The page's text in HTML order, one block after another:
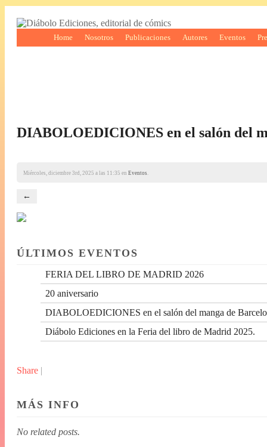
Home Nosotros Publicaciones Autores Eventos
DIABOLOEDICIONES en el salón del
Miércoles, diciembre 3rd, 2025 a las 11:35 en Eventos
←
ÚLTIMOS EVENTOS
FERIA DEL LIBRO DE MADRID 2026
20 aniversario
DIABOLOEDICIONES en el salón del manga de
Diábolo Ediciones en la Feria del libro de Madrid 2025.
Share |
MÁS INFO
No related posts.